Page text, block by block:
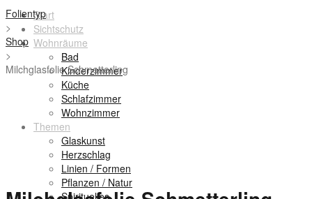
Start
Sichtschutz
Wohnräume
Bad
Kinderzimmer
Küche
Schlafzimmer
Wohnzimmer
Themen
Glaskunst
Herzschlag
Linien / Formen
Pflanzen / Natur
Spirituelles
Folientyp
>
Shop
>
Milchglasfolie Schmetterling